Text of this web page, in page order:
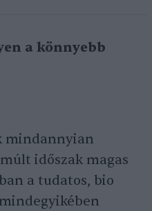
a könnyebb
mindannyian
időszak magas
a tudatos, bio